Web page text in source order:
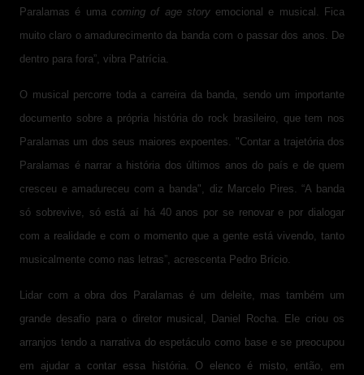
Paralamas é uma coming of age story emocional e musical. Fica
muito claro o amadurecimento da banda com o passar dos anos. De
dentro para fora”, vibra Patrícia.
O musical percorre toda a carreira da banda, sendo um importante
documento sobre a própria história do rock brasileiro, que tem nos
Paralamas um dos seus maiores expoentes. "Contar a trajetória dos
Paralamas é narrar a história dos últimos anos do país e de quem
cresceu e amadureceu com a banda", diz Marcelo Pires. “A banda
só sobrevive, só está aí há 40 anos por se renovar e por dialogar
com a realidade e com o momento que a gente está vivendo, tanto
musicalmente como nas letras”, acrescenta Pedro Brício.
Lidar com a obra dos Paralamas é um deleite, mas também um
grande desafio para o diretor musical, Daniel Rocha. Ele criou os
arranjos tendo a narrativa do espetáculo como base e se preocupou
em ajudar a contar essa história. O elenco é misto, então, em